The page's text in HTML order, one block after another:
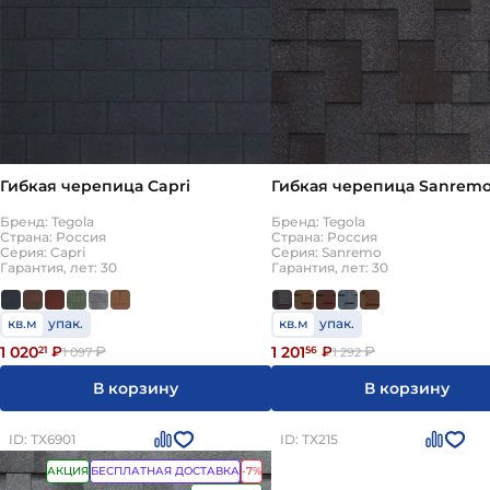
Гибкая черепица Capri
Бренд: Tegola
Страна: Россия
Серия: Capri
Гарантия, лет: 30
кв.м упак.
1 02021 ₽1 097₽
В корзину
Гибкая черепица
Бренд: Tegola
Страна: Россия
Серия: Sanremo
Гарантия, лет: 30
кв.м упак.
1 20156 ₽1 292₽
В корзину
ID: ТХ6901
АКЦИЯ БЕСПЛАТНАЯ ДОСТАВКА-7%
ID: ТХ215